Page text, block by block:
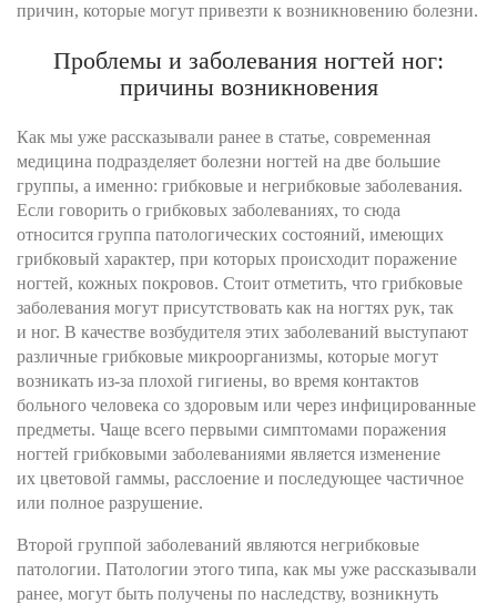
причин, которые могут привезти к возникновению болезни.
Проблемы и заболевания ногтей ног:
причины возникновения
Как мы уже рассказывали ранее в статье, современная
медицина подразделяет болезни ногтей на две большие
группы, а именно: грибковые и негрибковые заболевания.
Если говорить о грибковых заболеваниях, то сюда
относится группа патологических состояний, имеющих
грибковый характер, при которых происходит поражение
ногтей, кожных покровов. Стоит отметить, что грибковые
заболевания могут присутствовать как на ногтях рук, так
и ног. В качестве возбудителя этих заболеваний выступают
различные грибковые микроорганизмы, которые могут
возникать из-за плохой гигиены, во время контактов
больного человека со здоровым или через инфицированные
предметы. Чаще всего первыми симптомами поражения
ногтей грибковыми заболеваниями является изменение
их цветовой гаммы, расслоение и последующее частичное
или полное разрушение.
Второй группой заболеваний являются негрибковые
патологии. Патологии этого типа, как мы уже рассказывали
ранее, могут быть получены по наследству, возникнуть